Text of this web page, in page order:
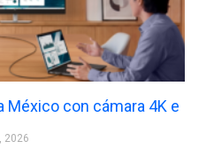
México con cámara 4K e
2026